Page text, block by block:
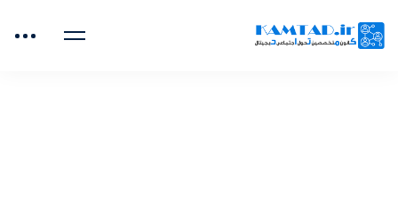
خانه محصولات
دسته بندی نشده
هک رشد ، توسعه تجارت: مبانی بازاریابی